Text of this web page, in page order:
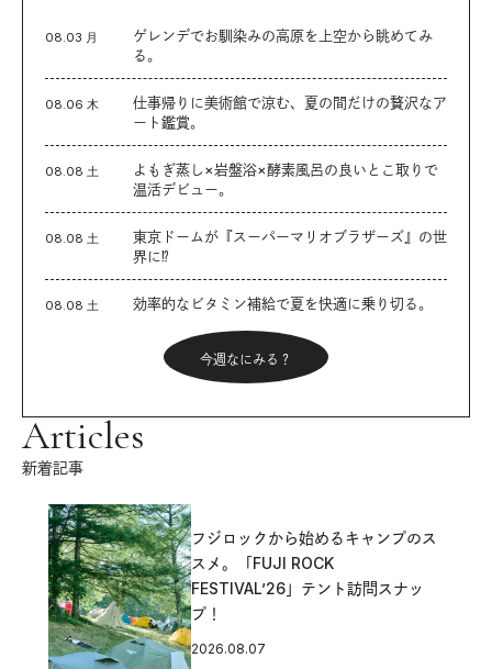
08.03 月
ゲレンデでお馴染みの高原を上空から眺めてみ
る。
08.06 木
仕事帰りに美術館で涼む、夏の間だけの贅沢なア
ート鑑賞。
08.08 土
よもぎ蒸し×岩盤浴×酵素風呂の良いとこ取りで
温活デビュー。
08.08 土
東京ドームが『スーパーマリオブラザーズ』の世
界に⁉︎
08.08 土 効率的なビタミン補給で夏を快適に乗り切る。
今週なにみる？
Articles
新着記事
フジロックから始めるキャンプのス
スメ。「FUJI ROCK
FESTIVAL’26」テント訪問スナッ
プ！
2026.08.07